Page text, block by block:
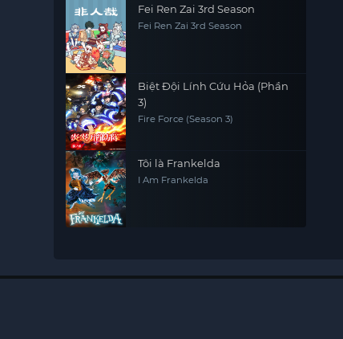
Fei Ren Zai 3rd Season
Fei Ren Zai 3rd Season
Biệt Đội Lính Cứu Hỏa (Phần
3)
Fire Force (Season 3)
Tôi là Frankelda
I Am Frankelda